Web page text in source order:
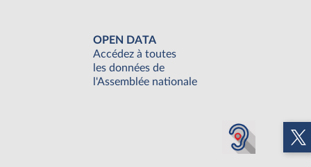
OPEN DATA
Accédez à toutes
les données de
l'Assemblée nationale